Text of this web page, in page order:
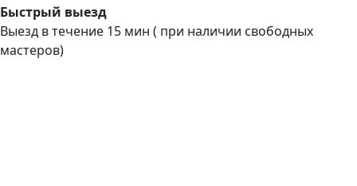
Быстрый выезд
Выезд в течение 15 мин ( при наличии свободных
мастеров)